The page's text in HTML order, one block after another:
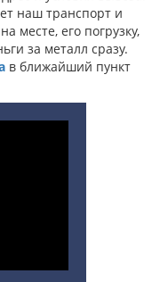
наш транспорт и
месте, его погрузку,
за металл сразу.
в ближайший пункт